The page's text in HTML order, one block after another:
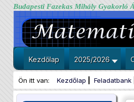
Budapesti Fazekas Mihály Gyakorló
Kezdőlap 2025/2026
Ön itt van: Kezdőlap Feladatbank